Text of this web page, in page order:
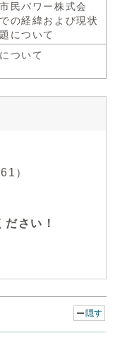
民パワー株式会
の経緯および現状
について
ついて
）
さい！
隠す